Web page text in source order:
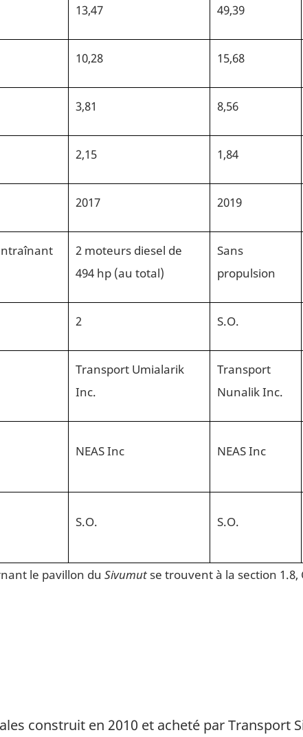
13,47 49,39
10,28 15,68
3,81 8,56
2,15 1,84
2017 2019
2 moteurs diesel de
494 hp (au total)
Sans
propulsion
2 S.O.
Transport Umialarik
Inc.
Transport
Nunalik Inc.
NEAS Inc NEAS Inc
S.O. S.O.
le pavillon du Sivumutse trouvent à la section 1.8,
construit en 2010 et acheté par Transport